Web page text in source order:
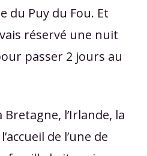
du Puy du Fou. Et
réservé une nuit
passer 2 jours au
Bretagne, l’Irlande, la
de l’une de